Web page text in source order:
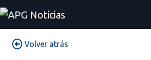
Volver atrás